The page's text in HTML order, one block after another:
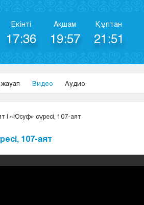
Екінті
17:36
Ақшам
19:57
Құптан
21:51
Видео Аудио
| «Юсуф» сүресі, 107-аят
107-аят